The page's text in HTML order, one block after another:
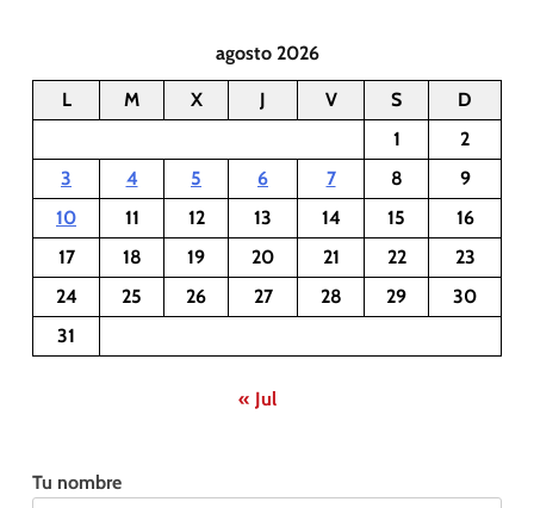
agosto 2026
L M X J V S
D
1
2
3
4 5 6 7 8
9
10
11 12 13 14 15
16
17
18 19 20 21 22
23
24
25 26 27 28 29
30
31
« Jul
Tu nombre